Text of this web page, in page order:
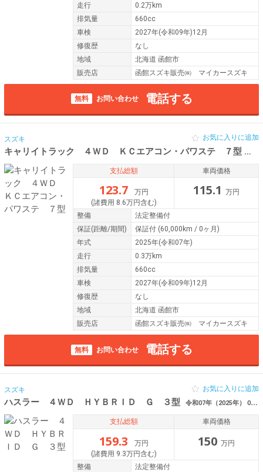
走行
0.2万km
排気量
660cc
車検
2027年(令和09年)12月
修復歴
なし
地域
北海道 函館市
販売店
函館スズキ販売㈱ マイカースズキ
無料 お問い合わせ 電話する
スズキ
キャリイトラック ４ＷＤ ＫＣエアコン・パワステ ７型 令和
お気に入りに追加
支払総額
123.7
万円
(諸費用 8.6万円含む)
車両価格
115.1 万円
整備
法定整備付
保証(距離/期間) 保証付 (60,000km / 0ヶ月)
年式
2025年(令和07年)
走行
0.3万km
排気量
660cc
車検
2027年(令和09年)12月
修復歴
なし
地域
北海道 函館市
販売店
函館スズキ販売㈱ マイカースズキ
無料 お問い合わせ 電話する
スズキ
ハスラー ４ＷＤ ＨＹＢＲＩＤ Ｇ ３型 令和07年（2025年） 0.5万km 北海道函館市
お気に入りに追加
支払総額
159.3
万円
(諸費用 9.3万円含む)
車両価格
150 万円
整備
法定整備付